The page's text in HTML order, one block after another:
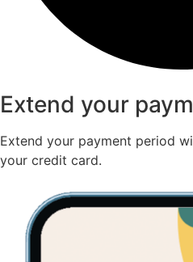
Extend your
Extend your payment period
your credit card.